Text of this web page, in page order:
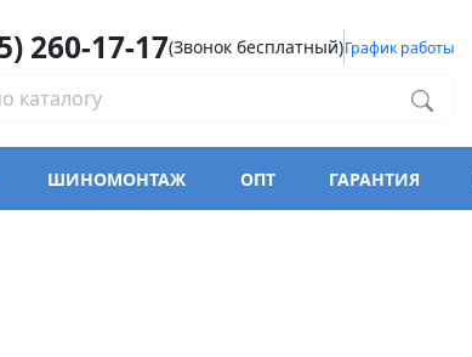
260-17-17(Звонок бесплатный)График работы
ШИНОМОНТАЖ ОПТ ГАРАНТИЯ
TR652